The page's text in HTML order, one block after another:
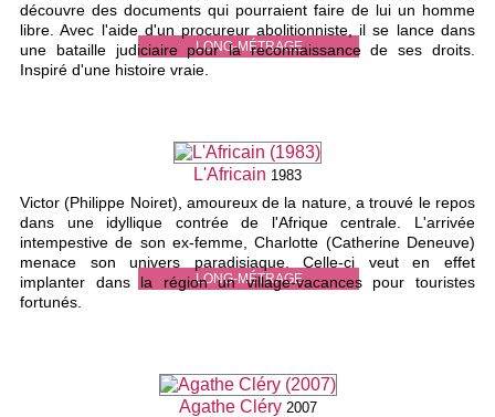
LONG-MÉTRAGE
découvre des documents qui pourraient faire de lui un homme
libre. Avec l'aide d'un procureur abolitionniste, il se lance dans
une bataille judiciaire pour la reconnaissance de ses droits.
Inspiré d'une histoire vraie.
LONG-MÉTRAGE
L'Africain 1983
Victor (Philippe Noiret), amoureux de la nature, a trouvé le repos
dans une idyllique contrée de l'Afrique centrale. L'arrivée
intempestive de son ex-femme, Charlotte (Catherine Deneuve)
menace son univers paradisiaque. Celle-ci veut en effet
implanter dans la région un village-vacances pour touristes
fortunés.
Agathe Cléry 2007